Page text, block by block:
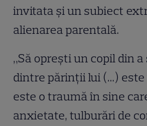
invitata și un subiect
alienarea parentală.
„Să oprești un copil din
dintre părinții lui (…) este
este o traumă în sine
anxietate, tulburări de